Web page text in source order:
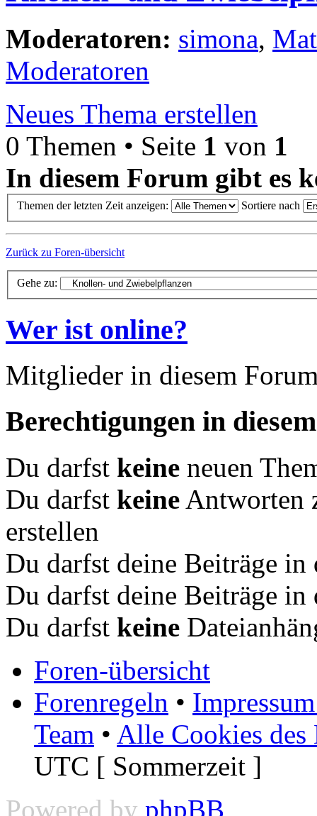
Moderatoren: simona,
Moderatoren
Neues Thema erstellen
0 Themen • Seite 1 von 1
In diesem Forum gibt es
Themen der letzten Zeit anzeigen: Sortiere nach
Zurück zu Foren-übersicht
Gehe zu:
Wer ist online?
Mitglieder in diesem
Berechtigungen in
Du darfst keine neuen
Du darfst keine Antworten
erstellen
Du darfst deine Beiträge
Du darfst deine Beiträge
Du darfst keine
Foren-übersicht
Forenregeln •
Team • Alle Cookies des
UTC [ Sommerzeit ]
Powered by phpBB